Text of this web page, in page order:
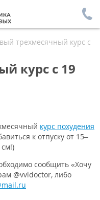
трехмесячный курс с
курс с 19
курс похудения
к отпуску от 15–
сообщить «Хочу
@vvldoctor, либо